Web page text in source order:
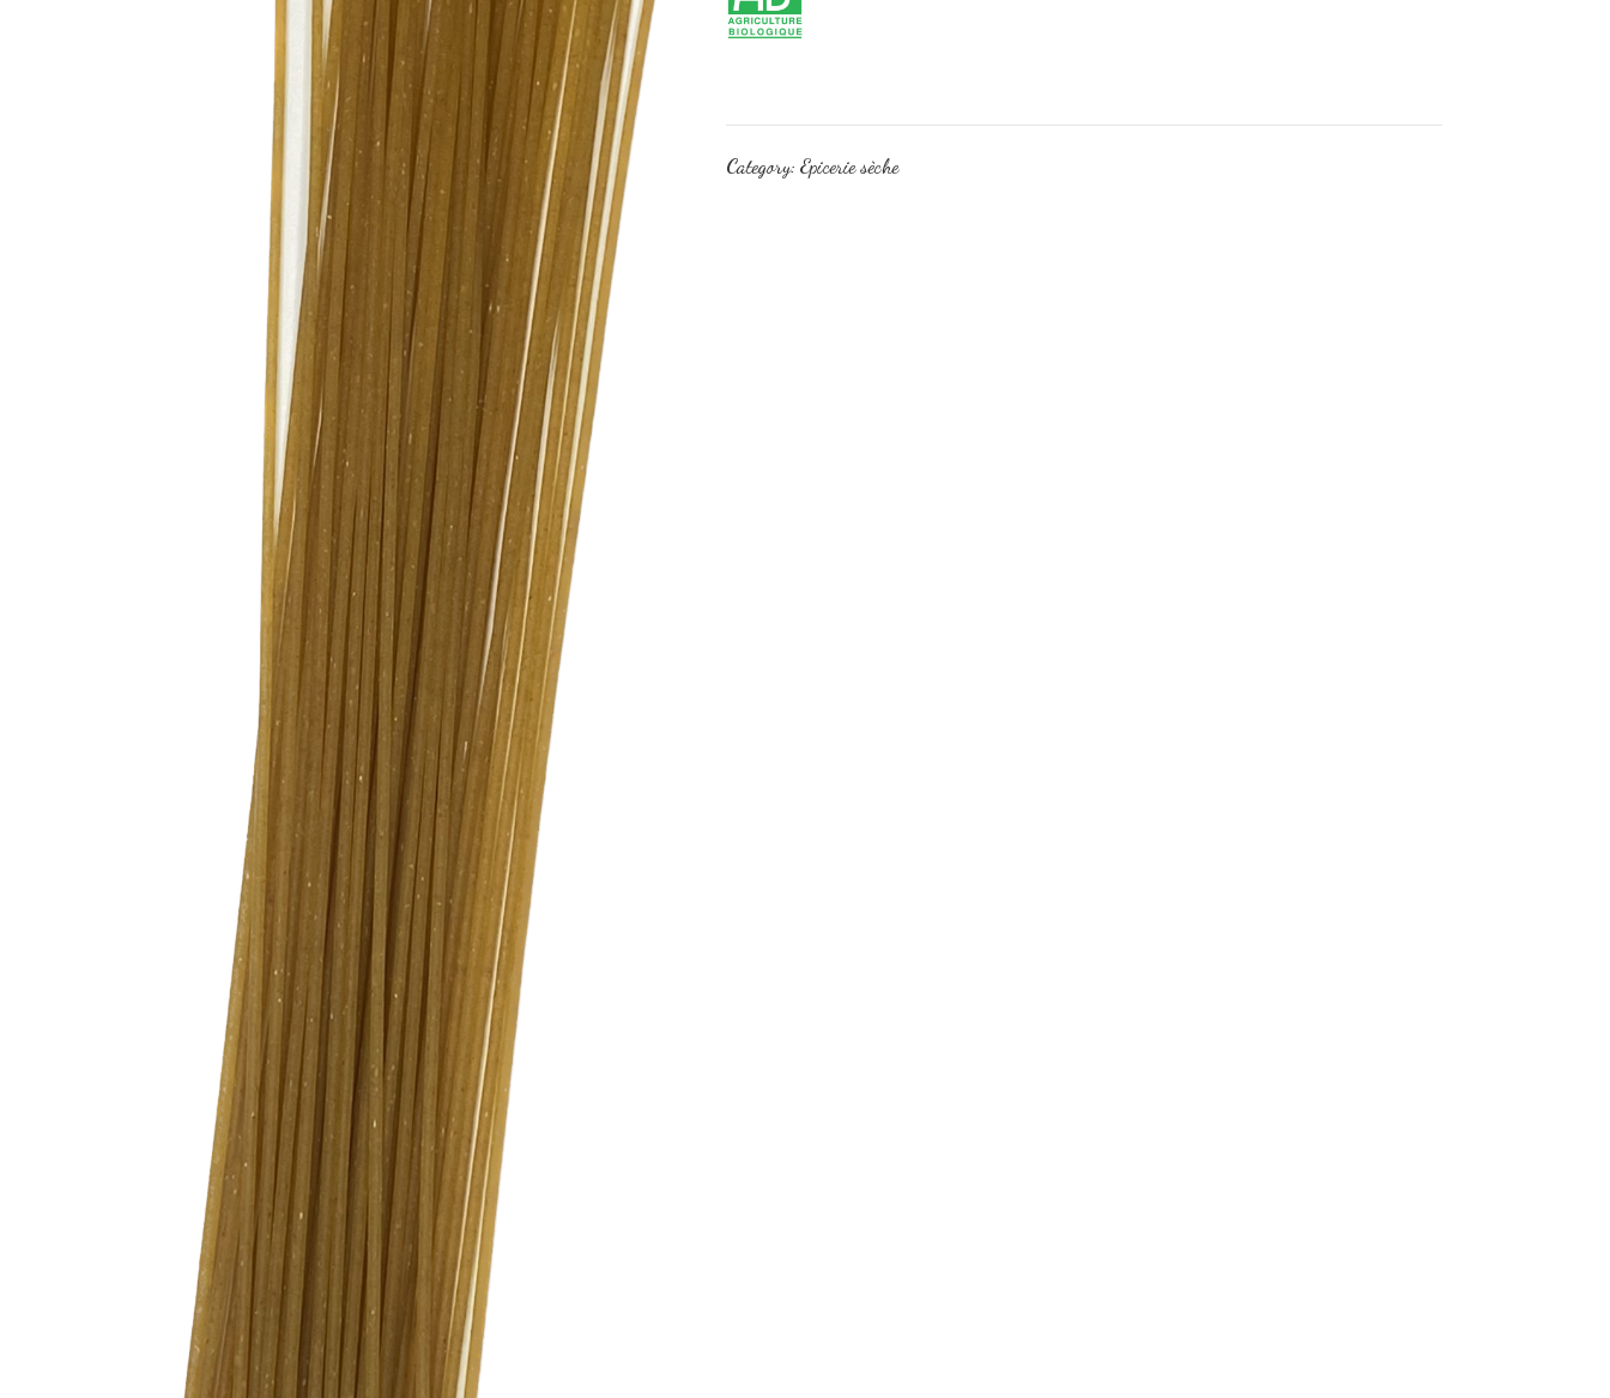
Category: Epicerie sèche